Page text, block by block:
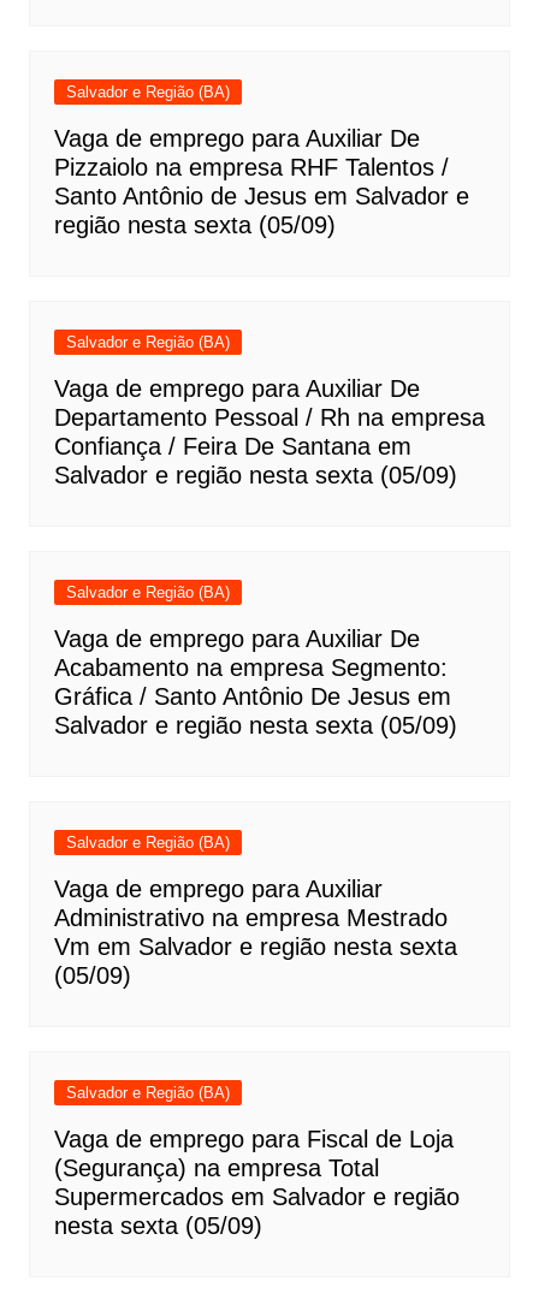
Salvador e Região (BA)
Vaga de emprego para Auxiliar De
Pizzaiolo na empresa RHF Talentos /
Santo Antônio de Jesus em Salvador e
região nesta sexta (05/09)
Salvador e Região (BA)
Vaga de emprego para Auxiliar De
Departamento Pessoal / Rh na empresa
Confiança / Feira De Santana em
Salvador e região nesta sexta (05/09)
Salvador e Região (BA)
Vaga de emprego para Auxiliar De
Acabamento na empresa Segmento:
Gráfica / Santo Antônio De Jesus em
Salvador e região nesta sexta (05/09)
Salvador e Região (BA)
Vaga de emprego para Auxiliar
Administrativo na empresa Mestrado
Vm em Salvador e região nesta sexta
(05/09)
Salvador e Região (BA)
Vaga de emprego para Fiscal de Loja
(Segurança) na empresa Total
Supermercados em Salvador e região
nesta sexta (05/09)